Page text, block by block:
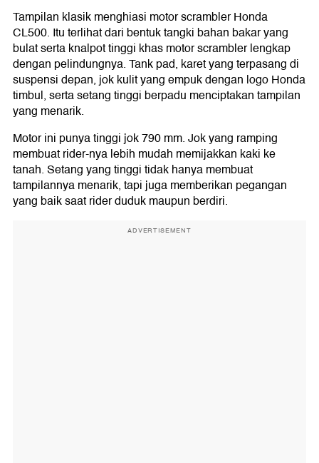
Tampilan klasik menghiasi motor scrambler Honda
CL500. Itu terlihat dari bentuk tangki bahan bakar yang
bulat serta knalpot tinggi khas motor scrambler lengkap
dengan pelindungnya. Tank pad, karet yang terpasang di
suspensi depan, jok kulit yang empuk dengan logo Honda
timbul, serta setang tinggi berpadu menciptakan tampilan
yang menarik.
Motor ini punya tinggi jok 790 mm. Jok yang ramping
membuat rider-nya lebih mudah memijakkan kaki ke
tanah. Setang yang tinggi tidak hanya membuat
tampilannya menarik, tapi juga memberikan pegangan
yang baik saat rider duduk maupun berdiri.
ADVERTISEMENT